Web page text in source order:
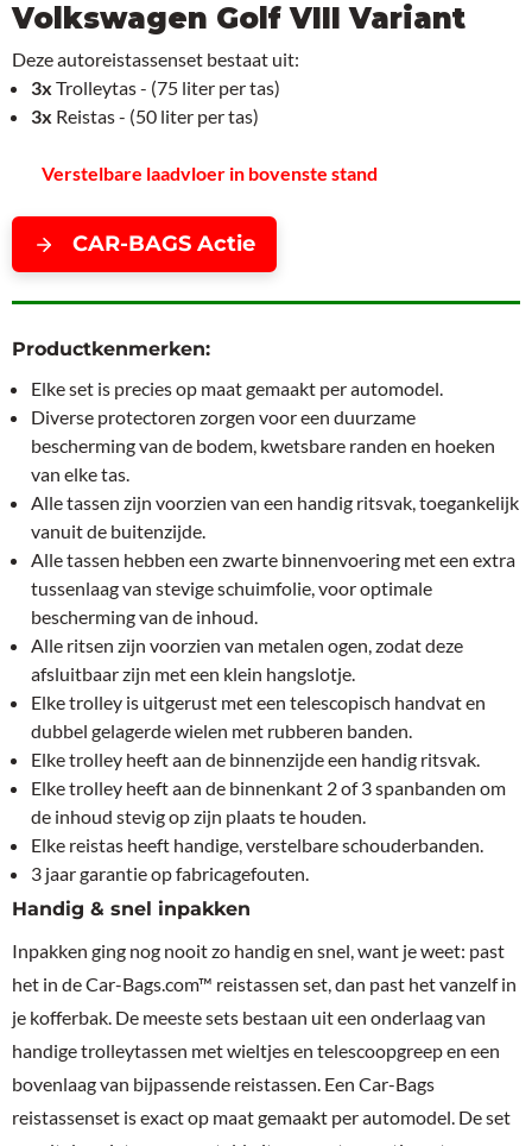
Volkswagen Golf VIII Variant
Deze autoreistassenset bestaat uit:
3x Trolleytas - (75 liter per tas)
3x Reistas - (50 liter per tas)
Verstelbare laadvloer in bovenste stand
CAR-BAGS Actie
Productkenmerken:
Elke set is precies op maat gemaakt per automodel.
Diverse protectoren zorgen voor een duurzame
bescherming van de bodem, kwetsbare randen en hoeken
van elke tas.
Alle tassen zijn voorzien van een handig ritsvak, toegankelijk
vanuit de buitenzijde.
Alle tassen hebben een zwarte binnenvoering met een extra
tussenlaag van stevige schuimfolie, voor optimale
bescherming van de inhoud.
Alle ritsen zijn voorzien van metalen ogen, zodat deze
afsluitbaar zijn met een klein hangslotje.
Elke trolley is uitgerust met een telescopisch handvat en
dubbel gelagerde wielen met rubberen banden.
Elke trolley heeft aan de binnenzijde een handig ritsvak.
Elke trolley heeft aan de binnenkant 2 of 3 spanbanden om
de inhoud stevig op zijn plaats te houden.
Elke reistas heeft handige, verstelbare schouderbanden.
3 jaar garantie op fabricagefouten.
Handig & snel inpakken
Inpakken ging nog nooit zo handig en snel, want je weet: past
het in de Car-Bags.com™ reistassen set, dan past het vanzelf in
je kofferbak. De meeste sets bestaan uit een onderlaag van
handige trolleytassen met wieltjes en telescoopgreep en een
bovenlaag van bijpassende reistassen. Een Car-Bags
reistassenset is exact op maat gemaakt per automodel. De set